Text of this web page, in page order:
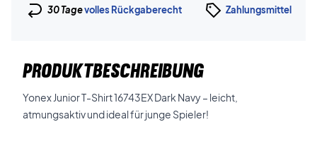
30 Tagevolles Rückgaberecht Zahlungsmittel
PRODUKTBESCHREIBUNG
Yonex Junior T-Shirt 16743EX Dark Navy – leicht,
atmungsaktiv und ideal für junge Spieler!